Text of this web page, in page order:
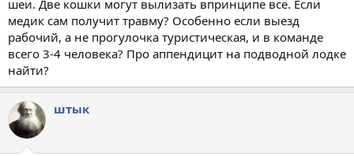
шеи. Две кошки могут вылизать впринципе все. Если
медик сам получит травму? Особенно если выезд
рабочий, а не прогулочка туристическая, и в команде
всего 3-4 человека? Про аппендицит на подводной лодке
найти?
штык